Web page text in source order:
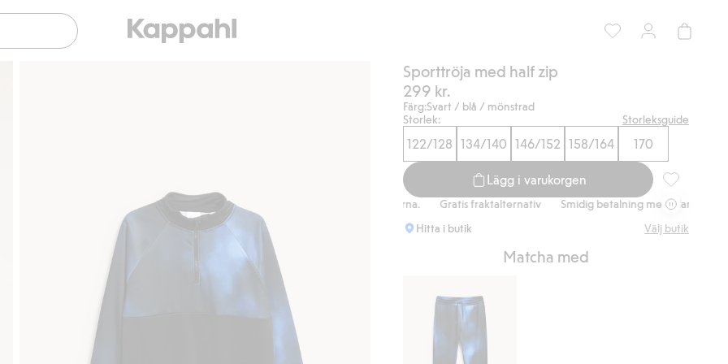
Sporttröja med half zip
299 kr.
Färg:Svart / blå / mönstrad
Storlek:
Storleksguide
122/128 134/140 146/152 158/164 170
Lägg i varukorgen
Sporttröja
Gratis fraktalternativ Smidig betalning med Klarna. Gratis fraktalternativ Smidig betalning med Klarna.
Gratis
Hitta i butik
Välj butik
Matcha med